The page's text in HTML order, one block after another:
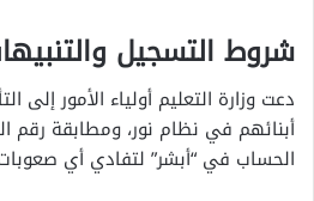
شروط التسجيل
دعت وزارة التعليم أولياء الأمور إلى
أبنائهم في نظام نور، ومطابقة رقم
الحساب في “أبشر” لتفادي أي صعوبات